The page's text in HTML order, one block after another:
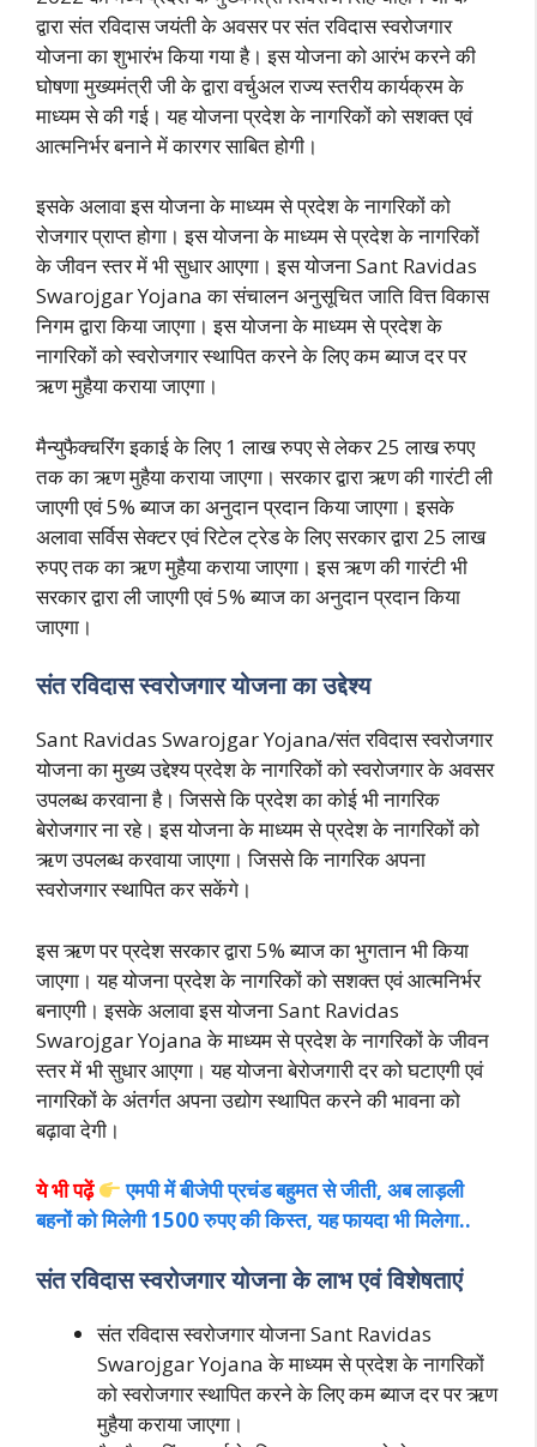
द्वारा संत रविदास जयंती के अवसर पर संत रविदास स्वरोजगार
योजना का शुभारंभ किया गया है। इस योजना को आरंभ करने की
घोषणा मुख्यमंत्री जी के द्वारा वर्चुअल राज्य स्तरीय कार्यक्रम के
माध्यम से की गई। यह योजना प्रदेश के नागरिकों को सशक्त एवं
आत्मनिर्भर बनाने में कारगर साबित होगी।
इसके अलावा इस योजना के माध्यम से प्रदेश के नागरिकों को
रोजगार प्राप्त होगा। इस योजना के माध्यम से प्रदेश के नागरिकों
के जीवन स्तर में भी सुधार आएगा। इस योजना Sant Ravidas
Swarojgar Yojana का संचालन अनुसूचित जाति वित्त विकास
निगम द्वारा किया जाएगा। इस योजना के माध्यम से प्रदेश के
नागरिकों को स्वरोजगार स्थापित करने के लिए कम ब्याज दर पर
ऋण मुहैया कराया जाएगा।
मैन्युफैक्चरिंग इकाई के लिए 1 लाख रुपए से लेकर 25 लाख रुपए
तक का ऋण मुहैया कराया जाएगा। सरकार द्वारा ऋण की गारंटी ली
जाएगी एवं 5% ब्याज का अनुदान प्रदान किया जाएगा। इसके
अलावा सर्विस सेक्टर एवं रिटेल ट्रेड के लिए सरकार द्वारा 25 लाख
रुपए तक का ऋण मुहैया कराया जाएगा। इस ऋण की गारंटी भी
सरकार द्वारा ली जाएगी एवं 5% ब्याज का अनुदान प्रदान किया
जाएगा।
संत रविदास स्वरोजगार योजना का उद्देश्य
Sant Ravidas Swarojgar Yojana/संत रविदास स्वरोजगार
योजना का मुख्य उद्देश्य प्रदेश के नागरिकों को स्वरोजगार के अवसर
उपलब्ध करवाना है। जिससे कि प्रदेश का कोई भी नागरिक
बेरोजगार ना रहे। इस योजना के माध्यम से प्रदेश के नागरिकों को
ऋण उपलब्ध करवाया जाएगा। जिससे कि नागरिक अपना
स्वरोजगार स्थापित कर सकेंगे।
इस ऋण पर प्रदेश सरकार द्वारा 5% ब्याज का भुगतान भी किया
जाएगा। यह योजना प्रदेश के नागरिकों को सशक्त एवं आत्मनिर्भर
बनाएगी। इसके अलावा इस योजना Sant Ravidas
Swarojgar Yojana के माध्यम से प्रदेश के नागरिकों के जीवन
स्तर में भी सुधार आएगा। यह योजना बेरोजगारी दर को घटाएगी एवं
नागरिकों के अंतर्गत अपना उद्योग स्थापित करने की भावना को
बढ़ावा देगी।
ये भी पढ़ें
एमपी में बीजेपी प्रचंड बहुमत से जीती, अब लाड़ली
बहनों को मिलेगी 1500 रुपए की किस्त, यह फायदा भी मिलेगा..
संत रविदास स्वरोजगार योजना के लाभ एवं विशेषताएं
संत रविदास स्वरोजगार योजना Sant Ravidas
Swarojgar Yojana के माध्यम से प्रदेश के नागरिकों
को स्वरोजगार स्थापित करने के लिए कम ब्याज दर पर ऋण
मुहैया कराया जाएगा।